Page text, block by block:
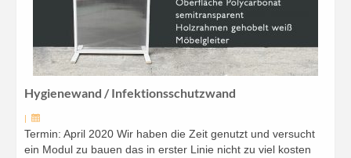
Hygienewand / Infektionsschutzwand
|
Termin: April 2020 Wir haben die Zeit genutzt und versucht
ein Modul zu bauen das in erster Linie nicht zu viel kosten